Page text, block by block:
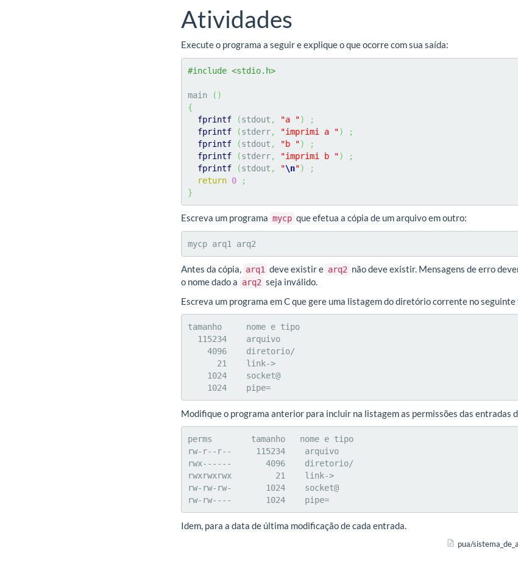
Atividades
Execute o programa a seguir e explique o que ocorre com sua saída:
#include <stdio.h>
main ( )
{
fprintf
(stdout , "a ")
;
fprintf
(stderr, "imprimi a ")
;
fprintf
(stdout , "b ")
;
fprintf
(stderr, "imprimi b ")
;
fprintf
(stdout , "\n")
;
return 0
;
}
Escreva um programa mycp que efetua a cópia de um arquivo em outro:
mycp arq1 arq2
Antes da cópia, arq1 deve existir e arq2 não deve existir. Mensagens de erro
o nome dado a arq2 seja inválido.
Escreva um programa em C que gere uma listagem do diretório corrente no
tamanho     nome e tipo
    1024    pipe=
Modifique o programa anterior para incluir na listagem as permissões das entradas
perms        tamanho   nome e tipo
rw-r--r--     115234    arquivo
rwx------       4096    diretorio/
rwxrwxrwx         21    link->
rw-rw-rw-       1024    socket@
rw-rw----       1024    pipe=
Idem, para a data de última modificação de cada entrada.
pua/